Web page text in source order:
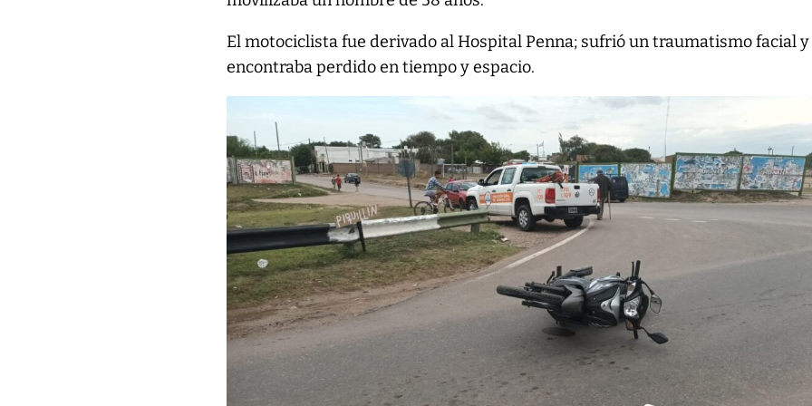
El motociclista fue derivado al Hospital Penna; sufrió un traumatismo facial y
encontraba perdido en tiempo y espacio.